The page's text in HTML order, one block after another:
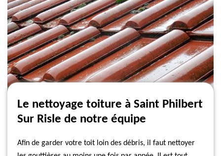
Le nettoyage toiture à Saint Philbert
Sur Risle de notre équipe
Afin de garder votre toit loin des débris, il faut nettoyer